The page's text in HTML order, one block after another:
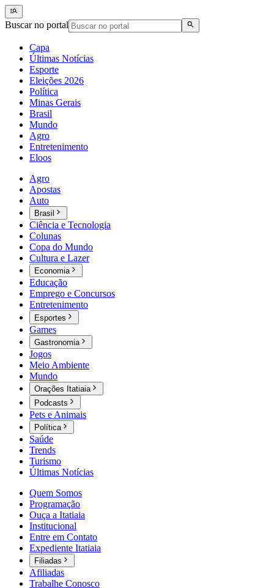
Buscar no portal
Capa
Últimas Notícias
Esporte
Eleições 2026
Política
Minas Gerais
Brasil
Mundo
Agro
Entretenimento
Eloos
Agro
Apostas
Auto
Brasil
Ciência e Tecnologia
Colunas
Copa do Mundo
Cultura e Lazer
Economia
Educação
Emprego e Concursos
Entretenimento
Esportes
Games
Gastronomia
Jogos
Meio Ambiente
Mundo
Orações Itatiaia
Podcasts
Pets e Animais
Política
Saúde
Trends
Turismo
Últimas Notícias
Quem Somos
Programação
Ouça a Itatiaia
Institucional
Entre em Contato
Expediente Itatiaia
Filiadas
Afiliadas
Trabalhe Conosco